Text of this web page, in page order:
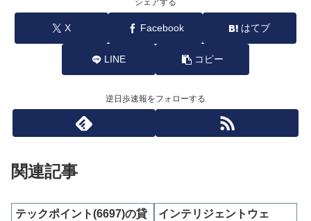
シェアする
X Facebook はてブ
LINE コピー
逆日歩速報をフォローする
関連記事
テックポイント(6697)の貸
インテリジェントウェ